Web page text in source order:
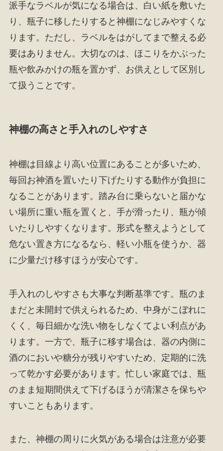
派手なラベルが気になる場合は、白い紙を敷いた
り、瓶子に移したりすると神棚になじみやすくな
ります。ただし、ラベルをはがしてまで整える必
要はありません。大切なのは、ほこりをかぶった
瓶や飲みかけの瓶を置かず、お供えとして区別し
て扱うことです。
神棚の高さと手入れのしやすさ
神棚は目線より高い位置にあることが多いため、
毎回お神酒を置いたり下げたりする動作が負担に
なることがあります。踏み台に乗らないと届かな
い場所に重い瓶を置くと、手が滑ったり、瓶が傾
いたりしやすくなります。形式を整えようとして
危ない置き方になるなら、軽い小瓶を使うか、器
に少量だけ移すほうが安心です。
手入れのしやすさも大事な判断基準です。瓶のま
まだと未開封で供えられるため、中身がこぼれに
くく、毎日細かな洗い物をしなくてよい利点があ
ります。一方で、瓶子に移す場合は、器の内側に
酒のにおいや糖分が残りやすいため、定期的に洗
って乾かす必要があります。忙しい家庭では、瓶
のまま短期間供えて下げるほうが清潔さを保ちや
すいこともあります。
また、神棚の周りに火気がある場合は注意が必要